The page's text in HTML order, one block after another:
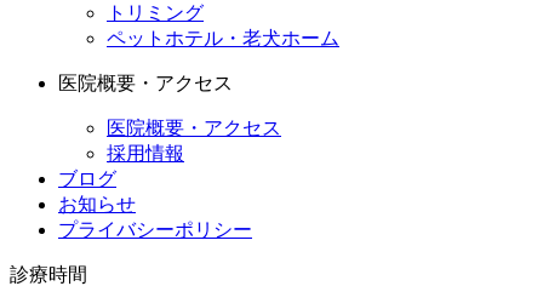
トリミング
ペットホテル・老犬ホーム
医院概要・アクセス
医院概要・アクセス
採用情報
ブログ
お知らせ
プライバシーポリシー
診療時間